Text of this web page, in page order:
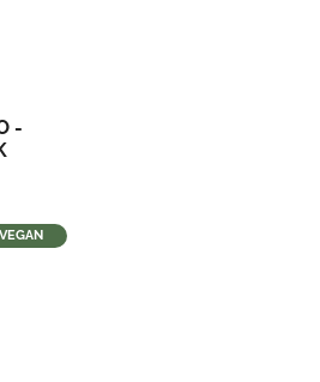
-
VEGAN